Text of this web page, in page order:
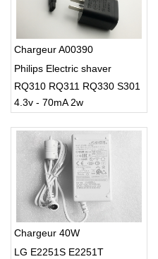
Chargeur A00390
Philips Electric shaver
RQ310 RQ311 RQ330 S301
S512
4.3v - 70mA 2w
Chargeur 40W
LG E2251S E2251T